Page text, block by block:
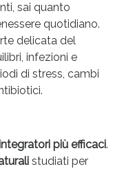
sai quanto
quotidiano.
delicata del
infezioni e
di stress, cambi
più efficaci.
studiati per
extra fino al